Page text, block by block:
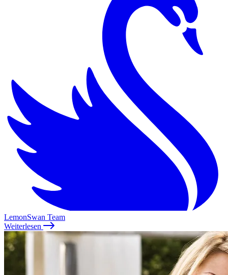
LemonSwan Team
Weiterlesen